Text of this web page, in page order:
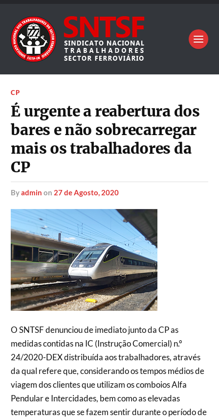
CP
É urgente a reabertura dos
bares e não sobrecarregar
mais os trabalhadores da
CP
byadmin on 27 de Agosto, 2020
O SNTSF denunciou de imediato junto da CP as
medidas contidas na IC (Instrução Comercial) n.º
24/2020-DEX distribuída aos trabalhadores, através
da qual refere que, considerando os tempos médios de
viagem dos clientes que utilizam os comboios Alfa
Pendular e Intercidades, bem como as elevadas
temperaturas que se fazem sentir durante o período de